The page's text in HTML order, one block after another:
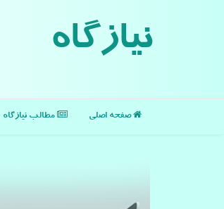
نیازگاه
صفحه اصلی مطالب نیازگاه